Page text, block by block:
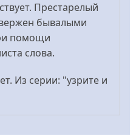
Престарелый
бывалыми
помощи
слова.
Из серии: "узрите и